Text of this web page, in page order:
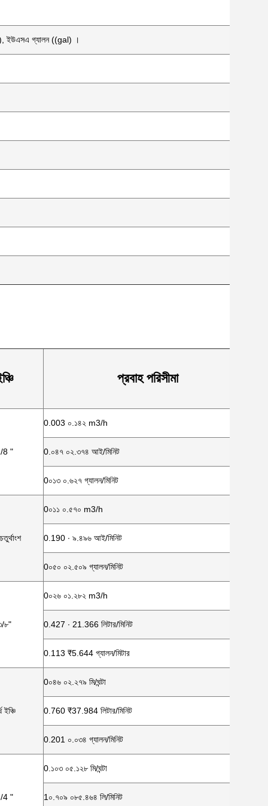
ইউএসএ গ্যালন ((gal) ।
প্রবাহ পরিসীমা
8 "
0.003 ০.১৪২ m3/h
0.০৪৭ ০২.৩৭৪ আই/মিনিট
0০১৩ ০.৬২৭ গ্যালন/মিনিট
0০১১ ০.৫৭০ m3/h
0.190 ∙ ৯.৪৯৬ আই/মিনিট
0০৫০ ০২.৫০৯ গ্যালন/মিনিট
৮"
0০২৬ ০১.২৮২ m3/h
0.427 ∙ 21.366 লিটার/মিনিট
0.113 ₹5.644 গ্যালন/মিটার
ইঞ্চি
0০৪৬ ০২.২৭৯ মি/ঘন্টা
0.760 ₹37.984 লিটার/মিনিট
0.201 ০.০৩৪ গ্যালন/মিনিট
4 "
0.১০৩ ০৫.১২৮ মি/ঘন্টা
1০.৭০৯ ০৮৫.৪৬৪ লি/মিনিট